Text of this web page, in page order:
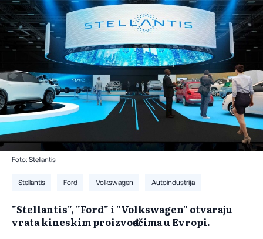
Foto: Stellantis
Stellantis Ford Volkswagen Autoindustrija
"Stellantis", "Ford" i "Volkswagen" otvaraju
vrata kineskim proizvođačima u Evropi.